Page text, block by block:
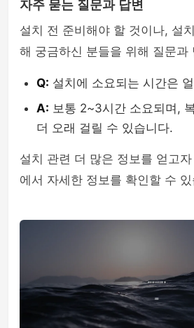
자주 묻는 질문과 답변
설치 전 준비해야 할 것이나, 설
해 궁금하신 분들을 위해 질문과
Q: 설치에 소요되는 시간은
A: 보통 2~3시간 소요되며,
더 오래 걸릴 수 있습니다.
설치 관련 더 많은 정보를 얻고
에서 자세한 정보를 확인할 수